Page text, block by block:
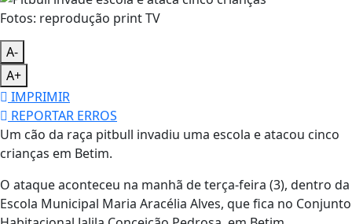
Fotos: reprodução print TV
A-
A+
IMPRIMIR
REPORTAR ERROS
Um cão da raça pitbull invadiu uma escola e atacou cinco
crianças em Betim.
O ataque aconteceu na manhã de terça-feira (3), dentro da
Escola Municipal Maria Aracélia Alves, que fica no Conjunto